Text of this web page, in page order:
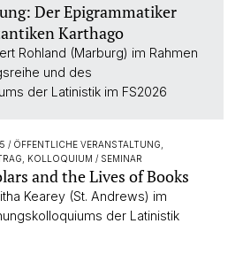
Der Epigrammatiker
Karthago
Rohland (Marburg) im Rahmen
und des
der Latinistik im FS2026
/ ÖFFENTLICHE VERANSTALTUNG,
KOLLOQUIUM / SEMINAR
and the Lives of Books
Kearey (St. Andrews) im
der Latinistik